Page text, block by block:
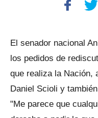
El senador nacional
los pedidos de
que realiza la Nación,
Daniel Scioli y
"Me parece que